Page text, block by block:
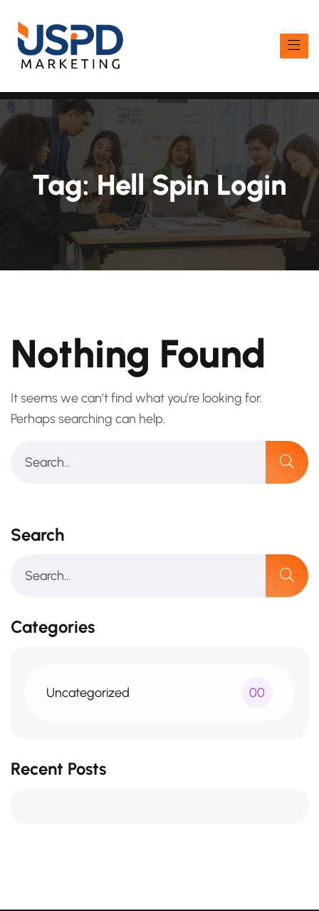
Tag:Hell Spin Login
Nothing Found
It seems we can’t find what you’re looking for.
Perhaps searching can help.
Search
Categories
Uncategorized 00
Recent Posts